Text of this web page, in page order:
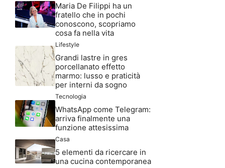
Maria De Filippi ha un
fratello che in pochi
conoscono, scopriamo
cosa fa nella vita
Lifestyle
Grandi lastre in gres
porcellanato effetto
marmo: lusso e praticità
per interni da sogno
Tecnologia
WhatsApp come Telegram:
arriva finalmente una
funzione attesissima
Casa
5 elementi da ricercare in
una cucina contemporanea